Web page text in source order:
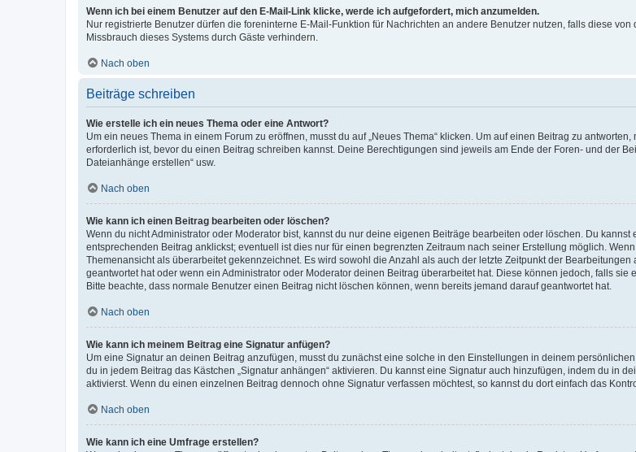
Wenn ich bei einem Benutzer auf den E-Mail-Link klicke, werde ich aufgefordert, mich anzumelden.
Nur registrierte Benutzer dürfen die foreninterne E-Mail-Funktion für Nachrichten an andere Benutzer nutzen, falls diese
Missbrauch dieses Systems durch Gäste verhindern.
Nach oben
Beiträge schreiben
Wie erstelle ich ein neues Thema oder eine Antwort?
Um ein neues Thema in einem Forum zu eröffnen, musst du auf „Neues Thema“ klicken. Um auf einen Beitrag zu
erforderlich ist, bevor du einen Beitrag schreiben kannst. Deine Berechtigungen sind jeweils am Ende der Foren- und der
Dateianhänge erstellen“ usw.
Nach oben
Wie kann ich einen Beitrag bearbeiten oder löschen?
Wenn du nicht Administrator oder Moderator bist, kannst du nur deine eigenen Beiträge bearbeiten oder löschen. Du
entsprechenden Beitrag anklickst; eventuell ist dies nur für einen begrenzten Zeitraum nach seiner Erstellung möglich.
Themenansicht als überarbeitet gekennzeichnet. Es wird sowohl die Anzahl als auch der letzte Zeitpunkt der
geantwortet hat oder wenn ein Administrator oder Moderator deinen Beitrag überarbeitet hat. Diese können jedoch, falls
Bitte beachte, dass normale Benutzer einen Beitrag nicht löschen können, wenn bereits jemand darauf geantwortet hat.
Nach oben
Wie kann ich meinem Beitrag eine Signatur anfügen?
Um eine Signatur an deinen Beitrag anzufügen, musst du zunächst eine solche in den Einstellungen in deinem
du in jedem Beitrag das Kästchen „Signatur anhängen“ aktivieren. Du kannst eine Signatur auch hinzufügen, indem du in
aktivierst. Wenn du einen einzelnen Beitrag dennoch ohne Signatur verfassen möchtest, so kannst du dort einfach das
Nach oben
Wie kann ich eine Umfrage erstellen?